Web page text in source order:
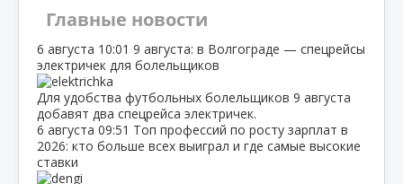
Главные новости
6 августа 10:01 9 августа: в Волгограде — спецрейсы
электричек для болельщиков
Для удобства футбольных болельщиков 9 августа
добавят два спецрейса электричек.
6 августа 09:51 Топ профессий по росту зарплат в
2026: кто больше всех выиграл и где самые высокие
ставки